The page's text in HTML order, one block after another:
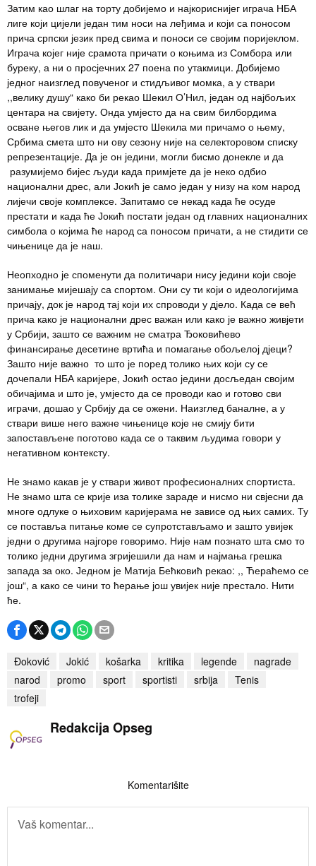
Затим као шлаг на торту добијемо и најкориснијег играча НБА
лиге који цијели један тим носи на леђима и који са поносом
прича српски језик пред свима и поноси се својим поријеклом.
Играча којег није срамота причати о коњима из Сомбора или
буреку, а ни о просјечних 27 поена по утакмици. Добијемо
једног наизглед повученог и стидљивог момка, а у ствари
,,велику душу“ како би рекао Шекил О’Нил, један од најбољих
центара на свијету. Онда умјесто да на свим билбордима
осване његов лик и да умјесто Шекила ми причамо о њему,
Србима смета што ни ову сезону није на селекторовом списку
репрезентације. Да је он једини, могли бисмо донекле и да
разумијемо бијес људи када примјете да је неко одбио
национални дрес, али Јокић је само један у низу на ком народ
лијечи своје комплексе. Запитамо се некад када ће осуде
престати и када ће Јокић постати један од главних националних
симбола о којима ће народ са поносом причати, а не стидити се
чињенице да је наш.
Неопходно је споменути да политичари нису једини који своје
занимање мијешају са спортом. Они су ти који о идеологијима
причају, док је народ тај који их спроводи у дјело. Када се већ
прича како је национални дрес важан или како је важно живјети
у Србији, зашто се важним не сматра Ђоковићево
финансирање десетине вртића и помагање обољелој дјеци?
Зашто није важно то што је поред толико њих који су се
дочепали НБА каријере, Јокић остао једини досљедан својим
обичајима и што је, умјесто да се проводи као и готово сви
играчи, дошао у Србију да се ожени. Наизглед баналне, а у
ствари више него важне чињенице које не смију бити
запостављене поготово када се о таквим људима говори у
негативном контексту.
Не знамо какав је у ствари живот професионалних спортиста.
Не знамо шта се крије иза толике зараде и нисмо ни свјесни да
многе одлуке о њиховим каријерама не зависе од њих самих. Ту
се поставља питање коме се супротстављамо и зашто увијек
једни о другима најгоре говоримо. Није нам познато шта смо то
толико једни другима згријешили да нам и најмања грешка
запада за око. Једном је Матија Бећковић рекао: ,, Ћераћемо се
још“, а како се чини то ћерање још увијек није престало. Нити
ће.
Đoković Jokić košarka kritika legende
nagrade
narod
promo sport sportisti srbija
Tenis
trofeji
Redakcija Opseg
Komentarišite